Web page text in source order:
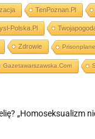
TenPoznan.pl
Polska.pl
Zdrowie
Gazetawarszawska.com
„Homoseksualizm